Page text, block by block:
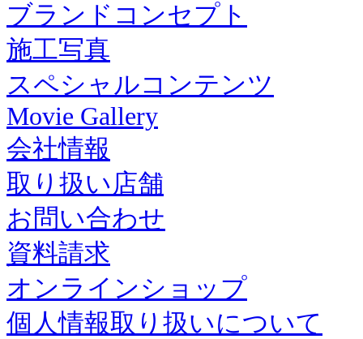
ブランドコンセプト
施工写真
スペシャルコンテンツ
Movie Gallery
会社情報
取り扱い店舗
お問い合わせ
資料請求
オンラインショップ
個人情報取り扱いについて